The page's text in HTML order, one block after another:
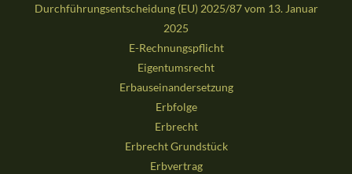
Durchführungsentscheidung (EU) 2025/87 vom 13. Januar
2025
E-Rechnungspflicht
Eigentumsrecht
Erbauseinandersetzung
Erbfolge
Erbrecht
Erbrecht Grundstück
Erbvertrag